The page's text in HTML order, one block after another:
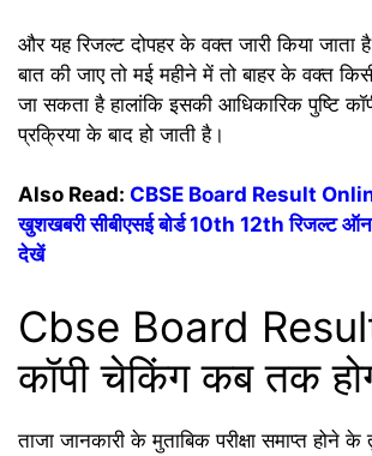
और यह रिजल्ट दोपहर के वक्त जारी किया जाता
बात की जाए तो मई महीने में तो बाहर के वक्त
जा सकता है हालांकि इसकी आधिकारिक पुष्टि
प्रक्रिया के बाद हो जाती है।
Also Read: CBSE Board Result
खुशखबरी सीबीएसई बोर्ड 10th 12th रिजल्ट
देखें
Cbse Board
कॉपी चेकिंग कब तक
ताजा जानकारी के मुताबिक परीक्षा समाप्त होने के